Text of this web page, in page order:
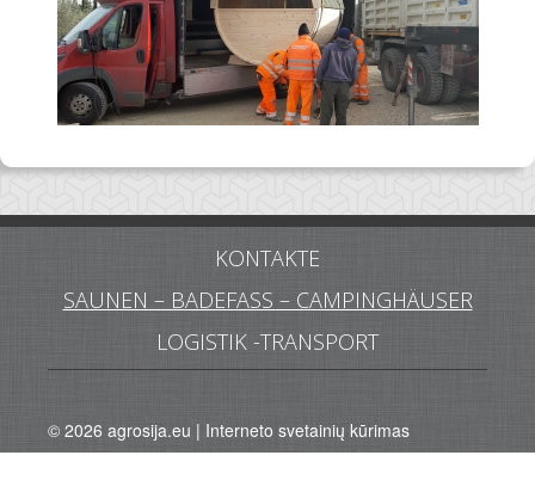
KONTAKTE
SAUNEN – BADEFASS – CAMPINGHÄUSER
LOGISTIK -TRANSPORT
© 2026 agrosija.eu | Interneto svetainių kūrimas